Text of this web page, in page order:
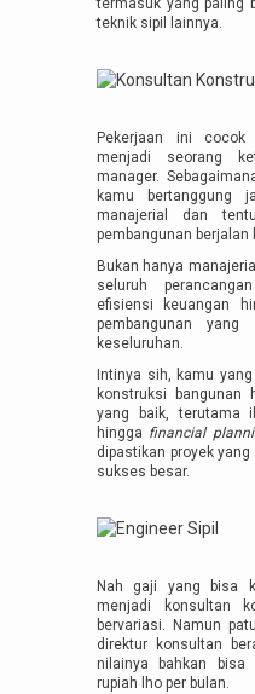
termasuk yang paling
teknik sipil lainnya.
Pekerjaan ini
menjadi seorang
manager.
kamu bertanggung
manajerial dan
pembangunan berjalan
Bukan hanya
seluruh
efisiensi keuangan
pembangunan yang
keseluruhan.
Intinya sih, kamu
konstruksi bangunan
yang baik, terutama
hingga financial
dipastikan proyek
sukses besar.
Nah gaji yang bisa
menjadi konsultan
bervariasi. Namun
direktur konsultan
nilainya bahkan
rupiah lho per bulan.